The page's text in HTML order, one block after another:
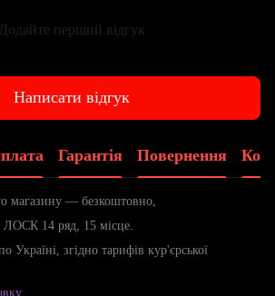
Додайте перший відгук
Написати відгук
Гарантія Повернення
магазину — безкоштовно,
14 ряд, 15 місце.
згідно тарифів кур'єрської